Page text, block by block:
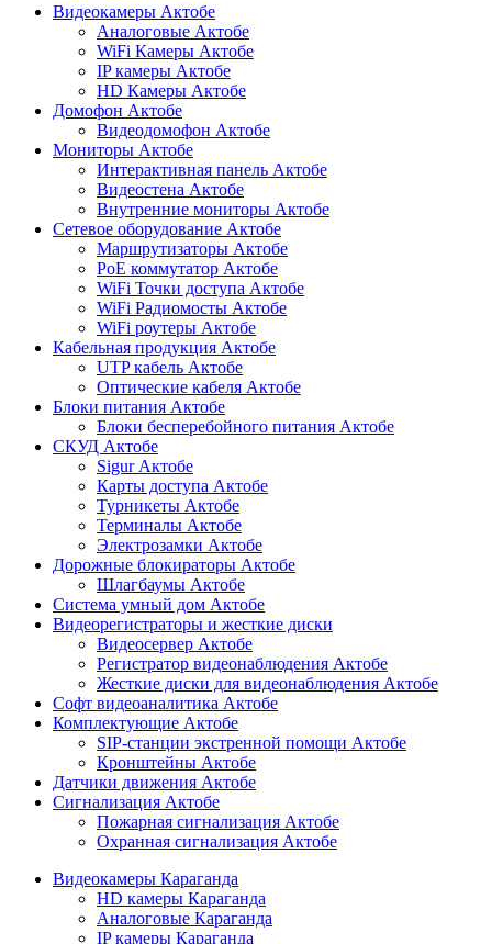
Видеокамеры Актобе
Аналоговые Актобе
WiFi Камеры Актобе
IP камеры Актобе
HD Камеры Актобе
Домофон Актобе
Видеодомофон Актобе
Мониторы Актобе
Интерактивная панель Актобе
Видеостена Актобе
Внутренние мониторы Актобе
Сетевое оборудование Актобе
Маршрутизаторы Актобе
PoE коммутатор Актобе
WiFi Точки доступа Актобе
WiFi Радиомосты Актобе
WiFi роутеры Актобе
Кабельная продукция Актобе
UTP кабель Актобе
Оптические кабеля Актобе
Блоки питания Актобе
Блоки бесперебойного питания Актобе
СКУД Актобе
Sigur Актобе
Карты доступа Актобе
Турникеты Актобе
Терминалы Актобе
Электрозамки Актобе
Дорожные блокираторы Актобе
Шлагбаумы Актобе
Система умный дом Актобе
Видеорегистраторы и жесткие диски
Видеосервер Актобе
Регистратор видеонаблюдения Актобе
Жесткие диски для видеонаблюдения Актобе
Софт видеоаналитика Актобе
Комплектующие Актобе
SIP-станции экстренной помощи Актобе
Кронштейны Актобе
Датчики движения Актобе
Сигнализация Актобе
Пожарная сигнализация Актобе
Охранная сигнализация Актобе
Видеокамеры Караганда
HD камеры Караганда
Аналоговые Караганда
IP камеры Караганда